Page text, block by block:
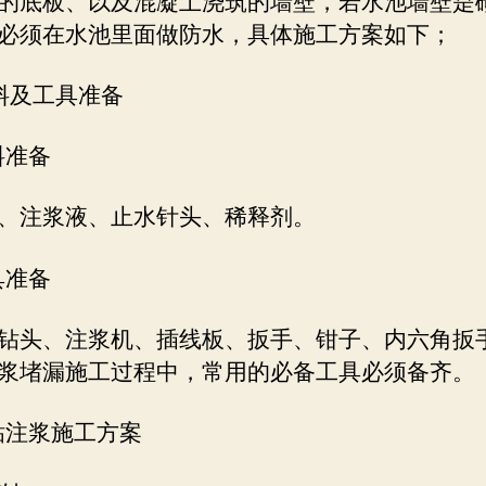
须在水池里面做防水，具体施工方案如下；
及工具准备
备
注浆液、止水针头、稀释剂。
备
头、注浆机、插线板、扳手、钳子、内六角扳
堵漏施工过程中，常用的必备工具必须备齐。
浆施工方案